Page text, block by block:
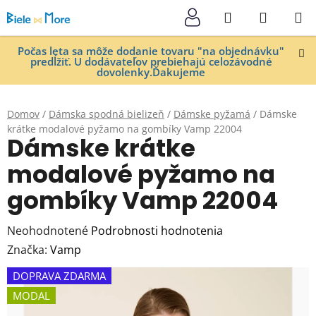
na
obsah
Počas leta sa môže dodanie tovaru "na objednávku"
predĺžiť. U dodávateľov prebiehajú celozávodné
dovolenky.Ďakujeme
Hľadať
KOŠÍK
Domov / Dámska spodná bielizeň / Dámske pyžamá / Dámske
krátke modalové pyžamo na gombíky Vamp 22004
Dámske krátke
modalové pyžamo na
gombíky Vamp 22004
Priemerné
hodnotenie
produktu
je
0,0
Neohodnotené Podrobnosti hodnotenia
Značka: Vamp
DOPRAVA ZDARMA
MODAL